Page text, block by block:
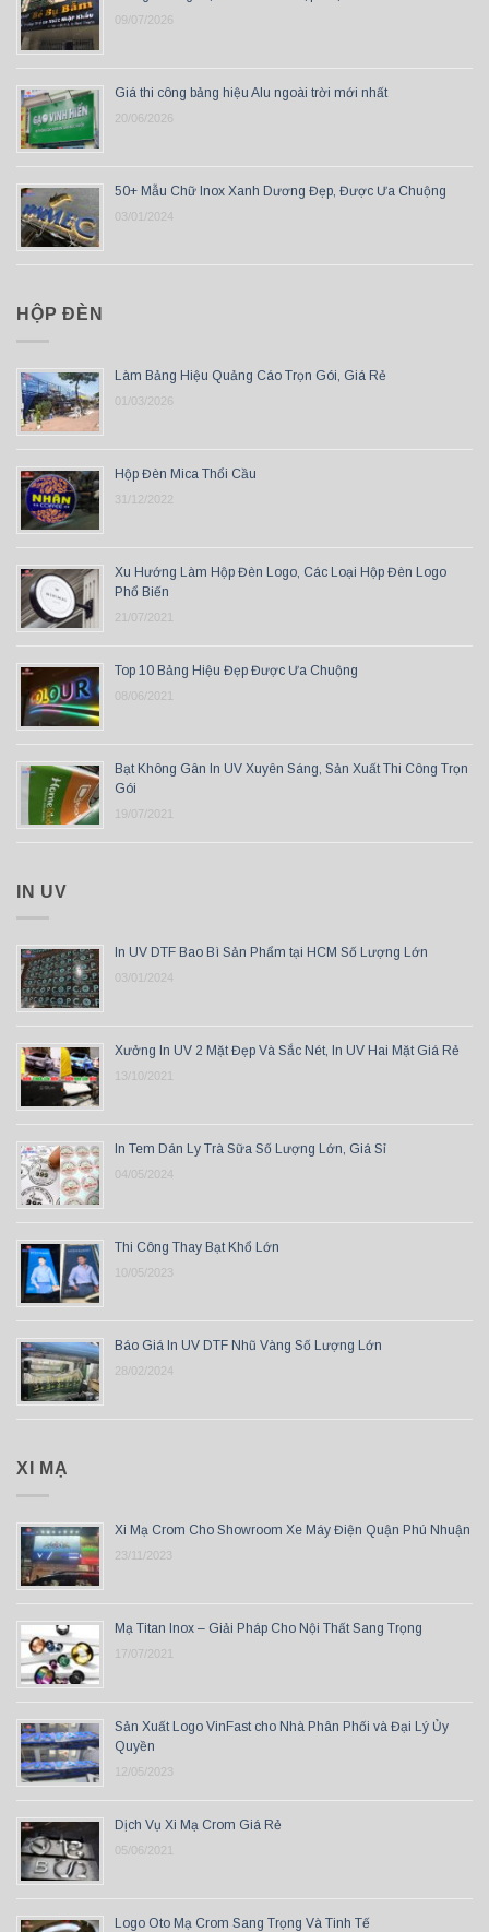
09/07/2026
Giá thi công bảng hiệu Alu ngoài trời mới nhất
20/06/2026
50+ Mẫu Chữ Inox Xanh Dương Đẹp, Được Ưa Chuộng
03/01/2024
HỘP ĐÈN
Làm Bảng Hiệu Quảng Cáo Trọn Gói, Giá Rẻ
01/03/2026
Hộp Đèn Mica Thổi Cầu
31/12/2022
Xu Hướng Làm Hộp Đèn Logo, Các Loại Hộp Đèn Logo
Phổ Biến
21/07/2021
Top 10 Bảng Hiệu Đẹp Được Ưa Chuộng
08/06/2021
Bạt Không Gân In UV Xuyên Sáng, Sản Xuất Thi Công Trọn
Gói
19/07/2021
IN UV
In UV DTF Bao Bì Sản Phẩm tại HCM Số Lượng Lớn
03/01/2024
Xưởng In UV 2 Mặt Đẹp Và Sắc Nét, In UV Hai Mặt Giá Rẻ
13/10/2021
In Tem Dán Ly Trà Sữa Số Lượng Lớn, Giá Sỉ
04/05/2024
Thi Công Thay Bạt Khổ Lớn
10/05/2023
Báo Giá In UV DTF Nhũ Vàng Số Lượng Lớn
28/02/2024
XI MẠ
Xi Mạ Crom Cho Showroom Xe Máy Điện Quận Phú Nhuận
23/11/2023
Mạ Titan Inox – Giải Pháp Cho Nội Thất Sang Trọng
17/07/2021
Sản Xuất Logo VinFast cho Nhà Phân Phối và Đại Lý Ủy
Quyền
12/05/2023
Dịch Vụ Xi Mạ Crom Giá Rẻ
05/06/2021
Logo Oto Mạ Crom Sang Trọng Và Tinh Tế